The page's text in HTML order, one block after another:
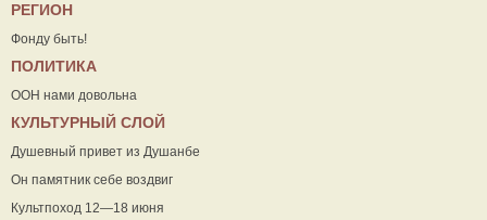
РЕГИОН
Фонду быть!
ПОЛИТИКА
ООН нами довольна
КУЛЬТУРНЫЙ СЛОЙ
Душевный привет из Душанбе
Он памятник себе воздвиг
Культпоход 12—18 июня